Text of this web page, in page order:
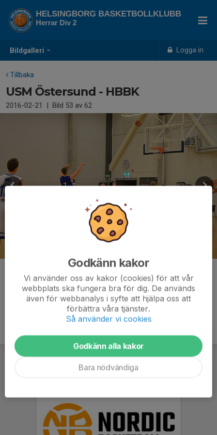
Bildgalleri Logga in
HELSINGBORG BASKETBOLLKLUBB
Herrar Div 2
Tillbaka
USM Östersund - HBBK
2016-02-21 | Bild 53 av 62
Kommentarer
Godkänn kakor
Vi använder oss av kakor (cookies) för att vår
webbplats ska fungera bra för dig. De används
även för webbanalys i syfte att hjälpa oss att
förbättra våra tjänster.
Så använder vi cookies
Godkänn alla kakor
Bara nödvändiga